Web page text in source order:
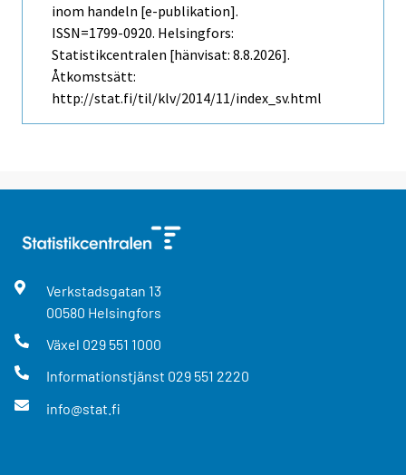
inom handeln [e-publikation].
ISSN=1799-0920. Helsingfors:
Statistikcentralen [hänvisat: 8.8.2026].
Åtkomstsätt:
http://stat.fi/til/klv/2014/11/index_sv.html
Verkstadsgatan 13
00580 Helsingfors
Växel 029 551 1000
Informationstjänst 029 551 2220
info@stat.fi